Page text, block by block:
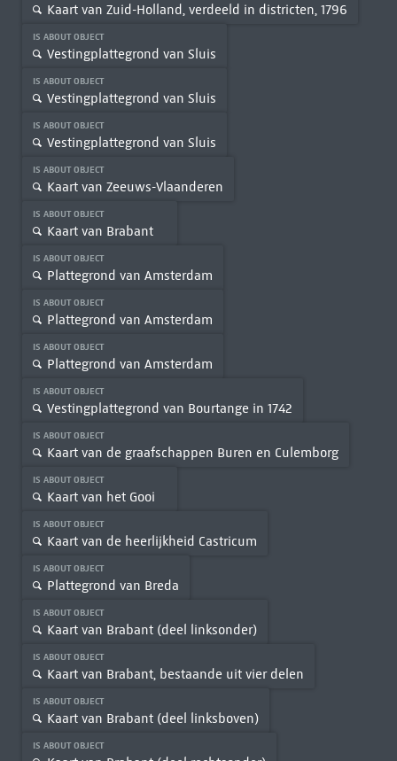
Kaart van Zuid-Holland, verdeeld in districten, 1796
IS ABOUT OBJECT
Vestingplattegrond van Sluis
IS ABOUT OBJECT
Vestingplattegrond van Sluis
IS ABOUT OBJECT
Vestingplattegrond van Sluis
IS ABOUT OBJECT
Kaart van Zeeuws-Vlaanderen
IS ABOUT OBJECT
Kaart van Brabant
IS ABOUT OBJECT
Plattegrond van Amsterdam
IS ABOUT OBJECT
Plattegrond van Amsterdam
IS ABOUT OBJECT
Plattegrond van Amsterdam
IS ABOUT OBJECT
Vestingplattegrond van Bourtange in 1742
IS ABOUT OBJECT
Kaart van de graafschappen Buren en Culemborg
IS ABOUT OBJECT
Kaart van het Gooi
IS ABOUT OBJECT
Kaart van de heerlijkheid Castricum
IS ABOUT OBJECT
Plattegrond van Breda
IS ABOUT OBJECT
Kaart van Brabant (deel linksonder)
IS ABOUT OBJECT
Kaart van Brabant, bestaande uit vier delen
IS ABOUT OBJECT
Kaart van Brabant (deel linksboven)
IS ABOUT OBJECT